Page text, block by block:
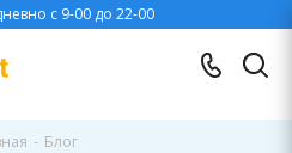
с 9-00 до 22-00
- Блог